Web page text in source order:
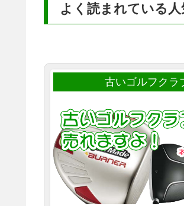
よく読まれている
古いゴルフクラ